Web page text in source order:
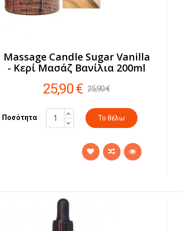
Massage Candle Sugar Vanilla
- Κερί Μασάζ Βανίλια 200ml
25,90 € 25,90 €
Ποσότητα